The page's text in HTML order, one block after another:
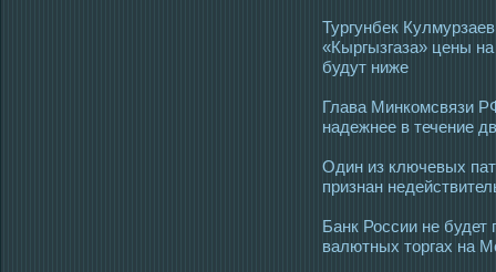
Тургунбек
«Кыргызгаза» цены
будут ниже
Глава Минкомсвязи
надежнее в течение
Один из ключевых
признан
Банк России не будет
валютных торгах на